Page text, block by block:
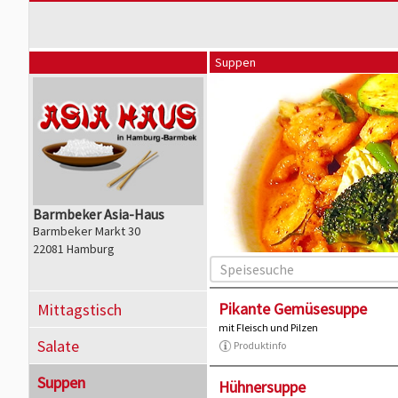
Barmbeker Asia-Haus
Barmbeker Markt 30
22081 Hamburg
Mittagstisch
Salate
Suppen
Suppen
Pikante Gemüsesuppe
mit Fleisch und Pilzen
Produktinfo
Hühnersuppe